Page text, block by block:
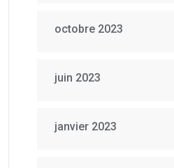
octobre 2023
juin 2023
janvier 2023